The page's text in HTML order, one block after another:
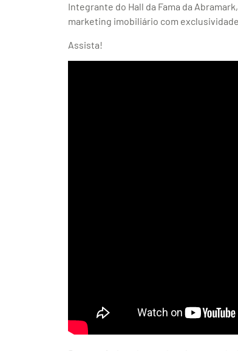
Integrante do Hall da Fama da
marketing imobiliário com
Assista!